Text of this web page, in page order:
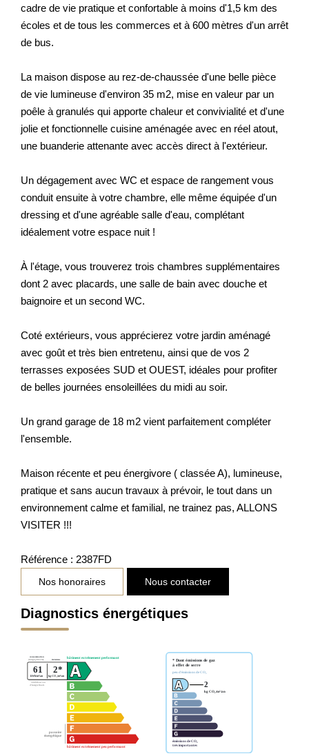
cadre de vie pratique et confortable à moins d'1,5 km des
écoles et de tous les commerces et à 600 mètres d'un arrêt
de bus.
La maison dispose au rez-de-chaussée d'une belle pièce
de vie lumineuse d'environ 35 m2, mise en valeur par un
poêle à granulés qui apporte chaleur et convivialité et d'une
jolie et fonctionnelle cuisine aménagée avec en réel atout,
une buanderie attenante avec accès direct à l'extérieur.
Un dégagement avec WC et espace de rangement vous
conduit ensuite à votre chambre, elle même équipée d'un
dressing et d'une agréable salle d'eau, complétant
idéalement votre espace nuit !
À l'étage, vous trouverez trois chambres supplémentaires
dont 2 avec placards, une salle de bain avec douche et
baignoire et un second WC.
Coté extérieurs, vous apprécierez votre jardin aménagé
avec goût et très bien entretenu, ainsi que de vos 2
terrasses exposées SUD et OUEST, idéales pour profiter
de belles journées ensoleillées du midi au soir.
Un grand garage de 18 m2 vient parfaitement compléter
l'ensemble.
Maison récente et peu énergivore ( classée A), lumineuse,
pratique et sans aucun travaux à prévoir, le tout dans un
environnement calme et familial, ne trainez pas, ALLONS
VISITER !!!
Référence : 2387FD
Nos honoraires Nous contacter
Diagnostics énergétiques